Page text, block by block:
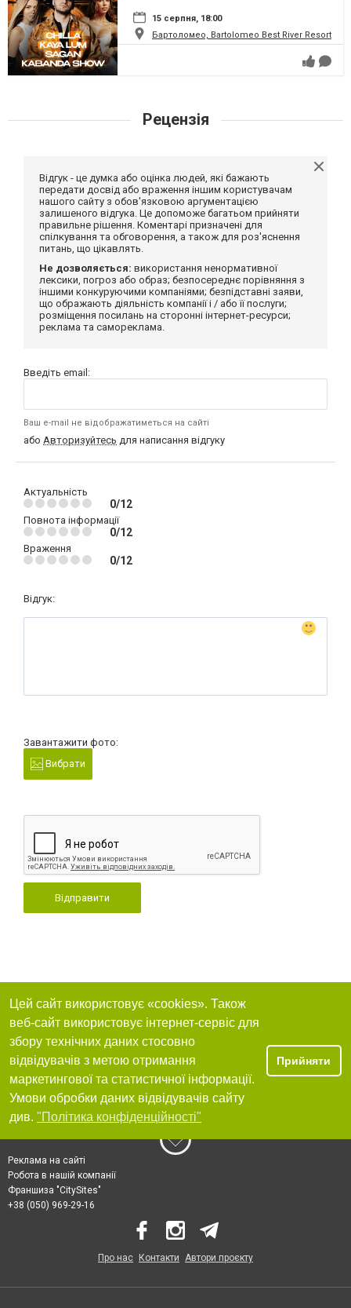
15 серпня, 18:00
Бартоломео, Bartolomeo Best River Resort
Рецензія
Відгук - це думка або оцінка людей, які бажають
передати досвід або враження іншим користувачам
нашого сайту з обов'язковою аргументацією
залишеного відгука. Це допоможе багатьом прийняти
правильне рішення. Коментарі призначені для
спілкування та обговорення, а також для роз'яснення
питань, що цікавлять.
Не дозволяється: використання ненормативної
лексики, погроз або образ; безпосереднє порівняння з
іншими конкуруючими компаніями; безпідставні заяви,
що ображають діяльність компанії і / або її послуги;
розміщення посилань на сторонні інтернет-ресурси;
реклама та самореклама.
Введіть email:
Ваш e-mail не відображатиметься на сайті
або Авторизуйтесь для написання відгуку
Актуальність
0/12
Повнота інформації
0/12
Враження
0/12
Відгук:
Завантажити фото:
Вибрати
Відправити
Цей сайт використовує «cookies». Також
веб-сайт використовує інтернет-сервіс для
збору технічних даних стосовно
відвідувачів з метою отримання
маркетингової та статистичної інформації.
Умови обробки даних відвідувачів сайту
див. "Політика конфіденційності"
Прийняти
Реклама на сайті
Робота в нашій компанії
Франшиза "CitySites"
+38 (050) 969-29-16
Про нас Контакти Автори проєкту